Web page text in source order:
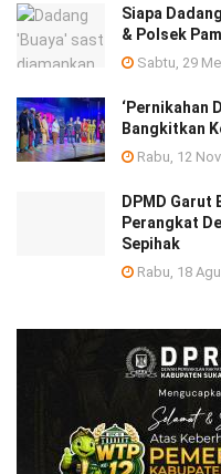
Siapa
& Polsek
Sabtu, 29
‘Pernikahan
Bangkitkan
Rabu, 12
DPMD Garut
Perangkat
Sepihak
Rabu, 18